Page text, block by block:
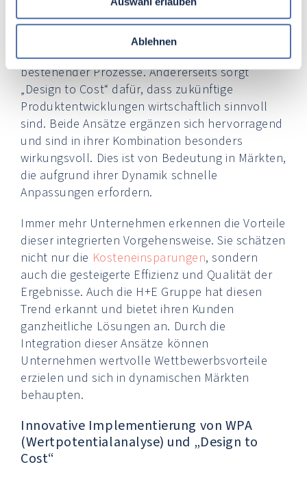
Ablehnen
dieser beiden Strategien größere Effizienzen
ermöglicht. Einerseits bietet die WPA
(Wertpotentialanalyse) einen systematischen
Ansatz zur Analyse und Verbesserung
bestehender Prozesse. Andererseits sorgt
„Design to Cost“ dafür, dass zukünftige
Produktentwicklungen wirtschaftlich sinnvoll
sind. Beide Ansätze ergänzen sich hervorragend
und sind in ihrer Kombination besonders
wirkungsvoll. Dies ist von Bedeutung in Märkten,
die aufgrund ihrer Dynamik schnelle
Anpassungen erfordern.
Immer mehr Unternehmen erkennen die Vorteile
dieser integrierten Vorgehensweise. Sie schätzen
nicht nur die Kosteneinsparungen, sondern
auch die gesteigerte Effizienz und Qualität der
Ergebnisse. Auch die H+E Gruppe hat diesen
Trend erkannt und bietet ihren Kunden
ganzheitliche Lösungen an. Durch die
Integration dieser Ansätze können
Unternehmen wertvolle Wettbewerbsvorteile
erzielen und sich in dynamischen Märkten
behaupten.
Innovative Implementierung von WPA
(Wertpotentialanalyse) und „Design to
Cost“